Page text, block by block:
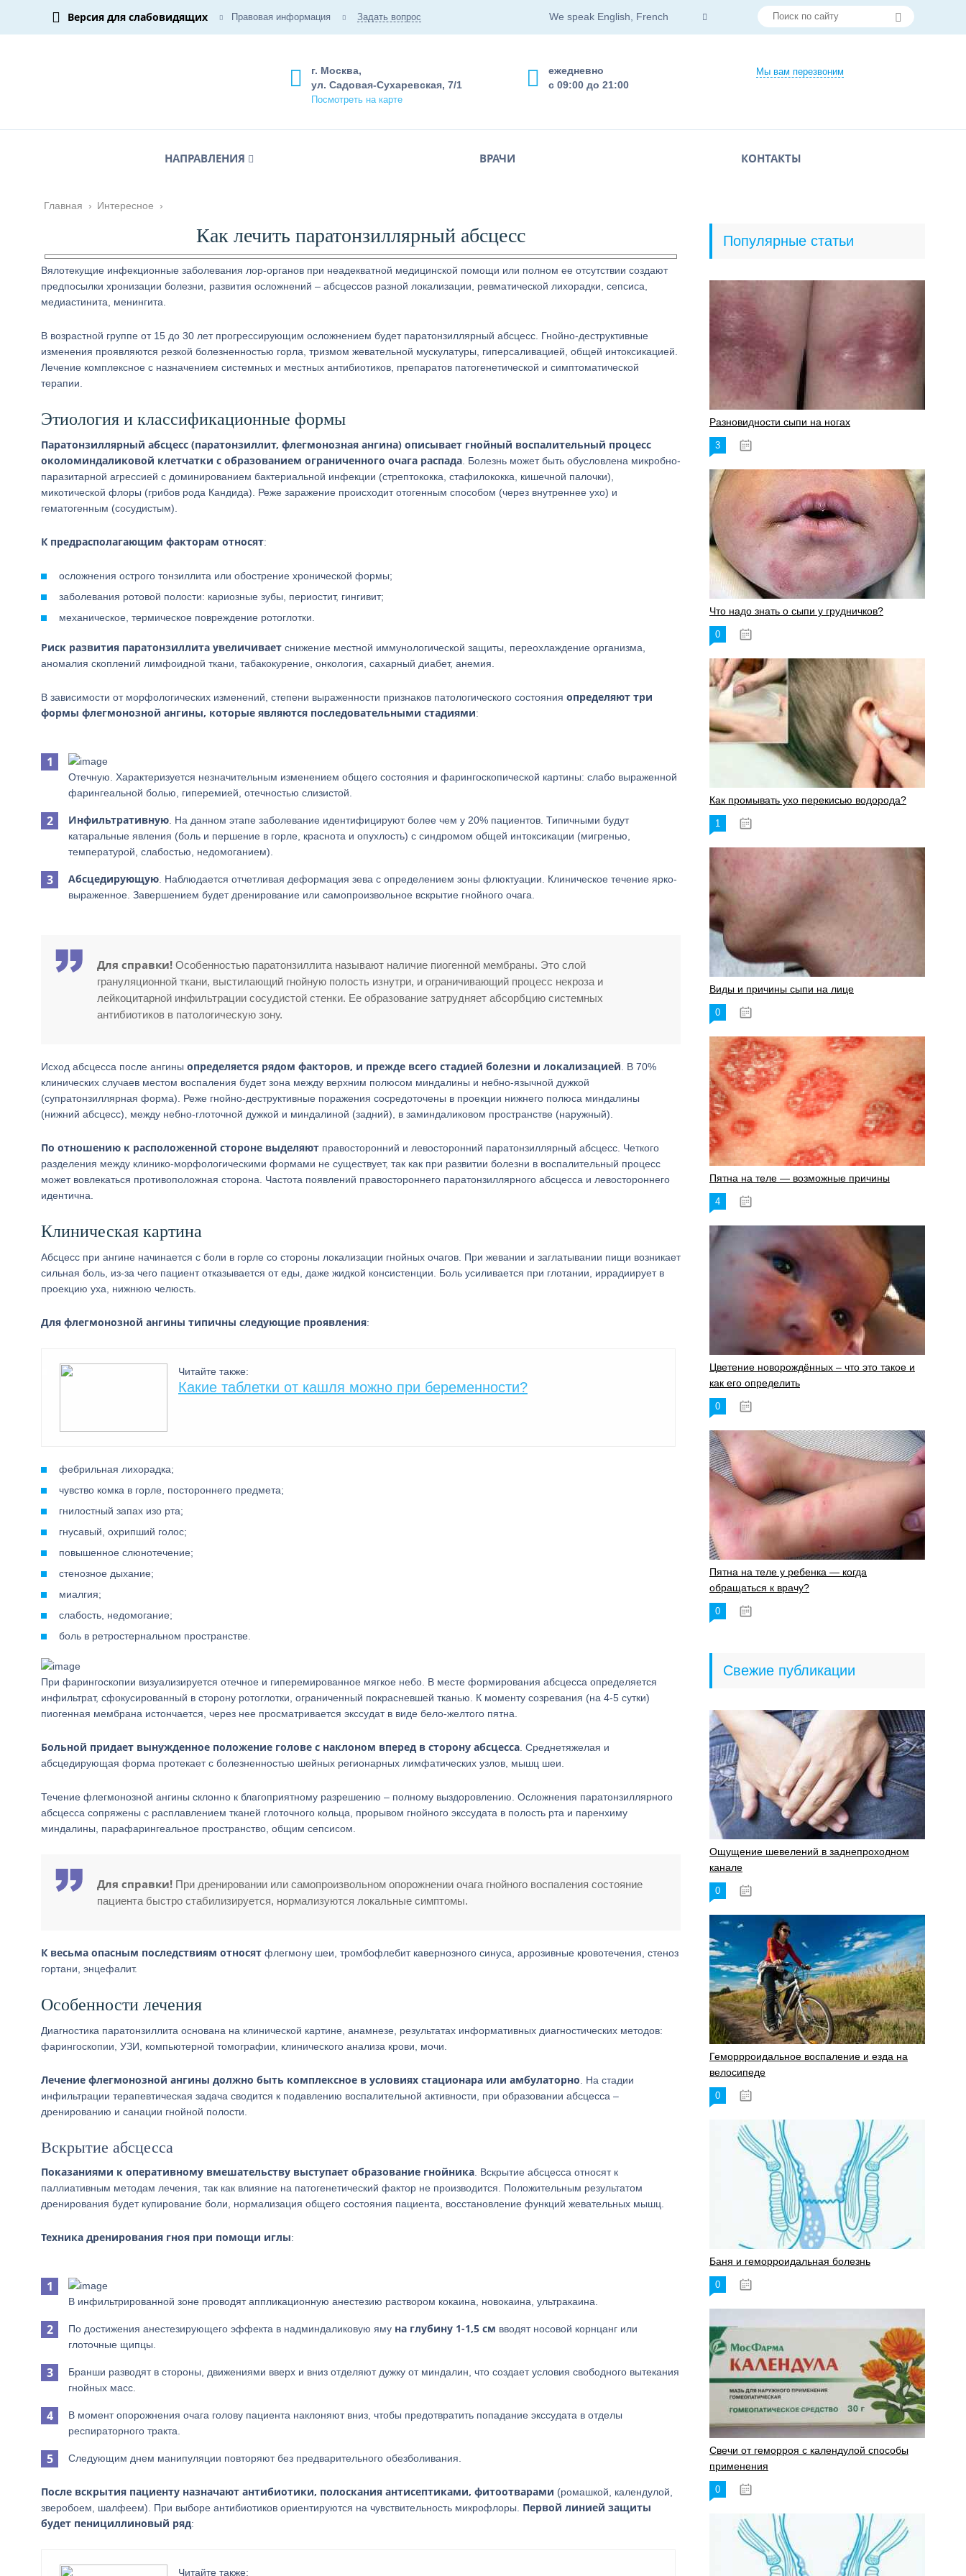
Версия для слабовидящих Правовая информация Задать вопрос We speak English, French
Мы вам перезвоним
ежедневно
с 09:00 до 21:00
г. Москва,
ул. Садовая-Сухаревская, 7/1
Посмотреть на карте
НАПРАВЛЕНИЯ ВРАЧИ КОНТАКТЫ
Главная › Интересное ›
Как лечить паратонзиллярный абсцесс
Вялотекущие инфекционные заболевания лор-органов при неадекватной медицинской помощи или полном ее отсутствии создают
предпосылки хронизации болезни, развития осложнений – абсцессов разной локализации, ревматической лихорадки, сепсиса,
медиастинита, менингита.
В возрастной группе от 15 до 30 лет прогрессирующим осложнением будет паратонзиллярный абсцесс. Гнойно-деструктивные
изменения проявляются резкой болезненностью горла, тризмом жевательной мускулатуры, гиперсаливацией, общей интоксикацией.
Лечение комплексное с назначением системных и местных антибиотиков, препаратов патогенетической и симптоматической
терапии.
Этиология и классификационные формы
Паратонзиллярный абсцесс (паратонзиллит, флегмонозная ангина) описывает гнойный воспалительный процесс
околоминдаликовой клетчатки с образованием ограниченного очага распада . Болезнь может быть обусловлена микробно-
паразитарной агрессией с доминированием бактериальной инфекции (стрептококка, стафилококка, кишечной палочки),
микотической флоры (грибов рода Кандида). Реже заражение происходит отогенным способом (через внутреннее ухо) и
гематогенным (сосудистым).
К предрасполагающим факторам относят:
осложнения острого тонзиллита или обострение хронической формы;
заболевания ротовой полости: кариозные зубы, периостит, гингивит;
механическое, термическое повреждение ротоглотки.
Риск развития паратонзиллита увеличивает снижение местной иммунологической защиты, переохлаждение организма,
аномалия скоплений лимфоидной ткани, табакокурение, онкология, сахарный диабет, анемия.
В зависимости от морфологических изменений, степени выраженности признаков патологического состояния определяют три
формы флегмонозной ангины, которые являются последовательными стадиями:
Отечную. Характеризуется незначительным изменением общего состояния и фарингоскопической картины: слабо выраженной
фарингеальной болью, гиперемией, отечностью слизистой.
Инфильтративную . На данном этапе заболевание идентифицируют более чем у 20% пациентов. Типичными будут
катаральные явления (боль и першение в горле, краснота и опухлость) с синдромом общей интоксикации (мигренью,
температурой, слабостью, недомоганием).
Абсцедирующую . Наблюдается отчетливая деформация зева с определением зоны флюктуации. Клиническое течение ярко-
выраженное. Завершением будет дренирование или самопроизвольное вскрытие гнойного очага.
Для справки! Особенностью паратонзиллита называют наличие пиогенной мембраны. Это слой
грануляционной ткани, выстилающий гнойную полость изнутри, и ограничивающий процесс некроза и
лейкоцитарной инфильтрации сосудистой стенки. Ее образование затрудняет абсорбцию системных
антибиотиков в патологическую зону.
Исход абсцесса после ангины определяется рядом факторов, и прежде всего стадией болезни и локализацией . В 70%
клинических случаев местом воспаления будет зона между верхним полюсом миндалины и небно-язычной дужкой
(супратонзиллярная форма). Реже гнойно-деструктивные поражения сосредоточены в проекции нижнего полюса миндалины
(нижний абсцесс), между небно-глоточной дужкой и миндалиной (задний), в заминдаликовом пространстве (наружный).
По отношению к расположенной стороне выделяют правосторонний и левосторонний паратонзиллярный абсцесс. Четкого
разделения между клинико-морфологическими формами не существует, так как при развитии болезни в воспалительный процесс
может вовлекаться противоположная сторона. Частота появлений правостороннего паратонзиллярного абсцесса и левостороннего
идентична.
Клиническая картина
Абсцесс при ангине начинается с боли в горле со стороны локализации гнойных очагов. При жевании и заглатывании пищи возникает
сильная боль, из-за чего пациент отказывается от еды, даже жидкой консистенции. Боль усиливается при глотании, иррадиирует в
проекцию уха, нижнюю челюсть.
Для флегмонозной ангины типичны следующие проявления:
Читайте также:
Какие таблетки от кашля можно при беременности?
фебрильная лихорадка;
чувство комка в горле, постороннего предмета;
гнилостный запах изо рта;
гнусавый, охрипший голос;
повышенное слюнотечение;
стенозное дыхание;
миалгия;
слабость, недомогание;
боль в ретростернальном пространстве.
При фарингоскопии визуализируется отечное и гиперемированное мягкое небо. В месте формирования абсцесса определяется
инфильтрат, сфокусированный в сторону ротоглотки, ограниченный покрасневшей тканью. К моменту созревания (на 4-5 сутки)
пиогенная мембрана истончается, через нее просматривается экссудат в виде бело-желтого пятна.
Больной придает вынужденное положение голове с наклоном вперед в сторону абсцесса . Среднетяжелая и
абсцедирующая форма протекает с болезненностью шейных регионарных лимфатических узлов, мышц шеи.
Течение флегмонозной ангины склонно к благоприятному разрешению – полному выздоровлению. Осложнения паратонзиллярного
абсцесса сопряжены с расплавлением тканей глоточного кольца, прорывом гнойного экссудата в полость рта и паренхиму
миндалины, парафарингеальное пространство, общим сепсисом.
Для справки! При дренировании или самопроизвольном опорожнении очага гнойного воспаления состояние
пациента быстро стабилизируется, нормализуются локальные симптомы.
К весьма опасным последствиям относят флегмону шеи, тромбофлебит кавернозного синуса, аррозивные кровотечения, стеноз
гортани, энцефалит.
Особенности лечения
Диагностика паратонзиллита основана на клинической картине, анамнезе, результатах информативных диагностических методов:
фарингоскопии, УЗИ, компьютерной томографии, клинического анализа крови, мочи.
Лечение флегмонозной ангины должно быть комплексное в условиях стационара или амбулаторно . На стадии
инфильтрации терапевтическая задача сводится к подавлению воспалительной активности, при образовании абсцесса –
дренированию и санации гнойной полости.
Вскрытие абсцесса
Показаниями к оперативному вмешательству выступает образование гнойника . Вскрытие абсцесса относят к
паллиативным методам лечения, так как влияние на патогенетический фактор не производится. Положительным результатом
дренирования будет купирование боли, нормализация общего состояния пациента, восстановление функций жевательных мышц.
Техника дренирования гноя при помощи иглы:
В инфильтрированной зоне проводят аппликационную анестезию раствором кокаина, новокаина, ультракаина.
По достижения анестезирующего эффекта в надминдаликовую яму на глубину 1-1,5 см вводят носовой корнцанг или
глоточные щипцы.
Бранши разводят в стороны, движениями вверх и вниз отделяют дужку от миндалин, что создает условия свободного вытекания
гнойных масс.
В момент опорожнения очага голову пациента наклоняют вниз, чтобы предотвратить попадание экссудата в отделы
респираторного тракта.
Следующим днем манипуляции повторяют без предварительного обезболивания.
После вскрытия пациенту назначают антибиотики, полоскания антисептиками, фитоотварами (ромашкой, календулой,
зверобоем, шалфеем). При выборе антибиотиков ориентируются на чувствительность микрофлоры. Первой линией защиты
будет пенициллиновый ряд:
Читайте также:
Популярные статьи
Разновидности сыпи на ногах
3
Что надо знать о сыпи у грудничков?
0
Как промывать ухо перекисью водорода?
1
Виды и причины сыпи на лице
0
Пятна на теле — возможные причины
4
Цветение новорождённых – что это такое и
как его определить
0
Пятна на теле у ребенка — когда
обращаться к врачу?
0
Свежие публикации
Ощущение шевелений в заднепроходном
канале
0
Геморрроидальное воспаление и езда на
велосипеде
0
Баня и геморроидальная болезнь
0
Свечи от геморроя с календулой способы
применения
0